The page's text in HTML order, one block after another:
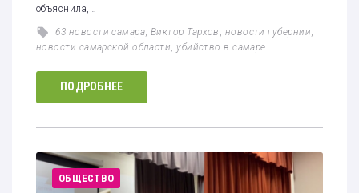
объяснила,…
63 новости самара,Виктор Тархов , новости губернии,
новости самарской области,убийство в самаре
ПОДРОБНЕЕ
ОБЩЕСТВО